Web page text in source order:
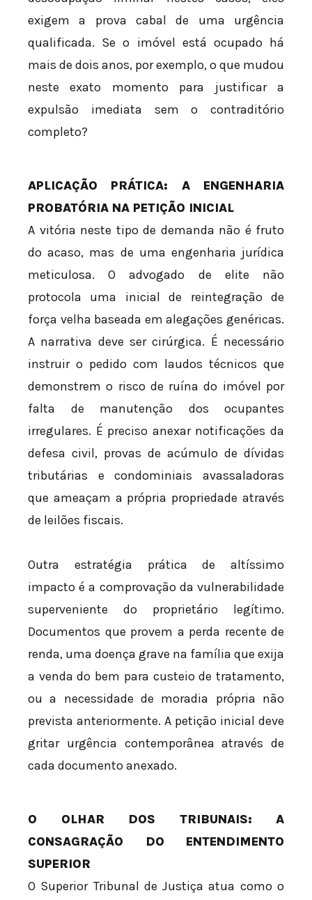
exigem a prova cabal de uma urgência
qualificada. Se o imóvel está ocupado há
mais de dois anos, por exemplo, o que mudou
neste exato momento para justificar a
expulsão imediata sem o contraditório
completo?
APLICAÇÃO PRÁTICA: A ENGENHARIA
PROBATÓRIA NA PETIÇÃO INICIAL
A vitória neste tipo de demanda não é fruto
do acaso, mas de uma engenharia jurídica
meticulosa. O advogado de elite não
protocola uma inicial de reintegração de
força velha baseada em alegações genéricas.
A narrativa deve ser cirúrgica. É necessário
instruir o pedido com laudos técnicos que
demonstrem o risco de ruína do imóvel por
falta de manutenção dos ocupantes
irregulares. É preciso anexar notificações da
defesa civil, provas de acúmulo de dívidas
tributárias e condominiais avassaladoras
que ameaçam a própria propriedade através
de leilões fiscais.
Outra estratégia prática de altíssimo
impacto é a comprovação da vulnerabilidade
superveniente do proprietário legítimo.
Documentos que provem a perda recente de
renda, uma doença grave na família que exija
a venda do bem para custeio de tratamento,
ou a necessidade de moradia própria não
prevista anteriormente. A petição inicial deve
gritar urgência contemporânea através de
cada documento anexado.
O OLHAR DOS TRIBUNAIS: A
CONSAGRAÇÃO DO ENTENDIMENTO
SUPERIOR
O Superior Tribunal de Justiça atua como o